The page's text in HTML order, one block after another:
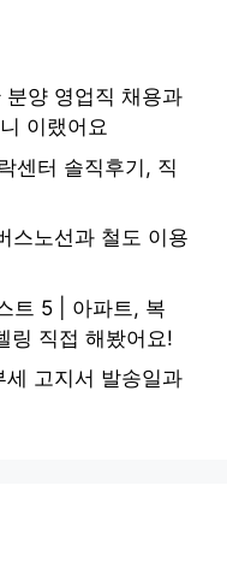
양 영업직 채용과
이랬어요
센터 솔직후기, 직
스노선과 철도 이용
트 5 | 아파트, 복
링 직접 해봤어요!
고지서 발송일과